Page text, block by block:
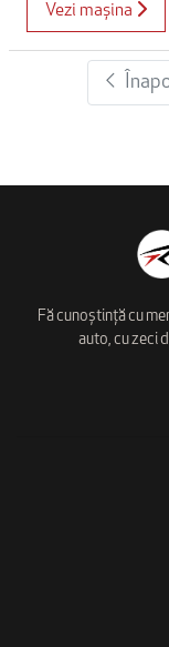
Vezi mașina
Fă cunoștință cu
auto, cu zeci